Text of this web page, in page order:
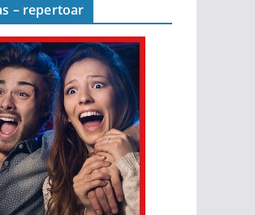
– repertoar